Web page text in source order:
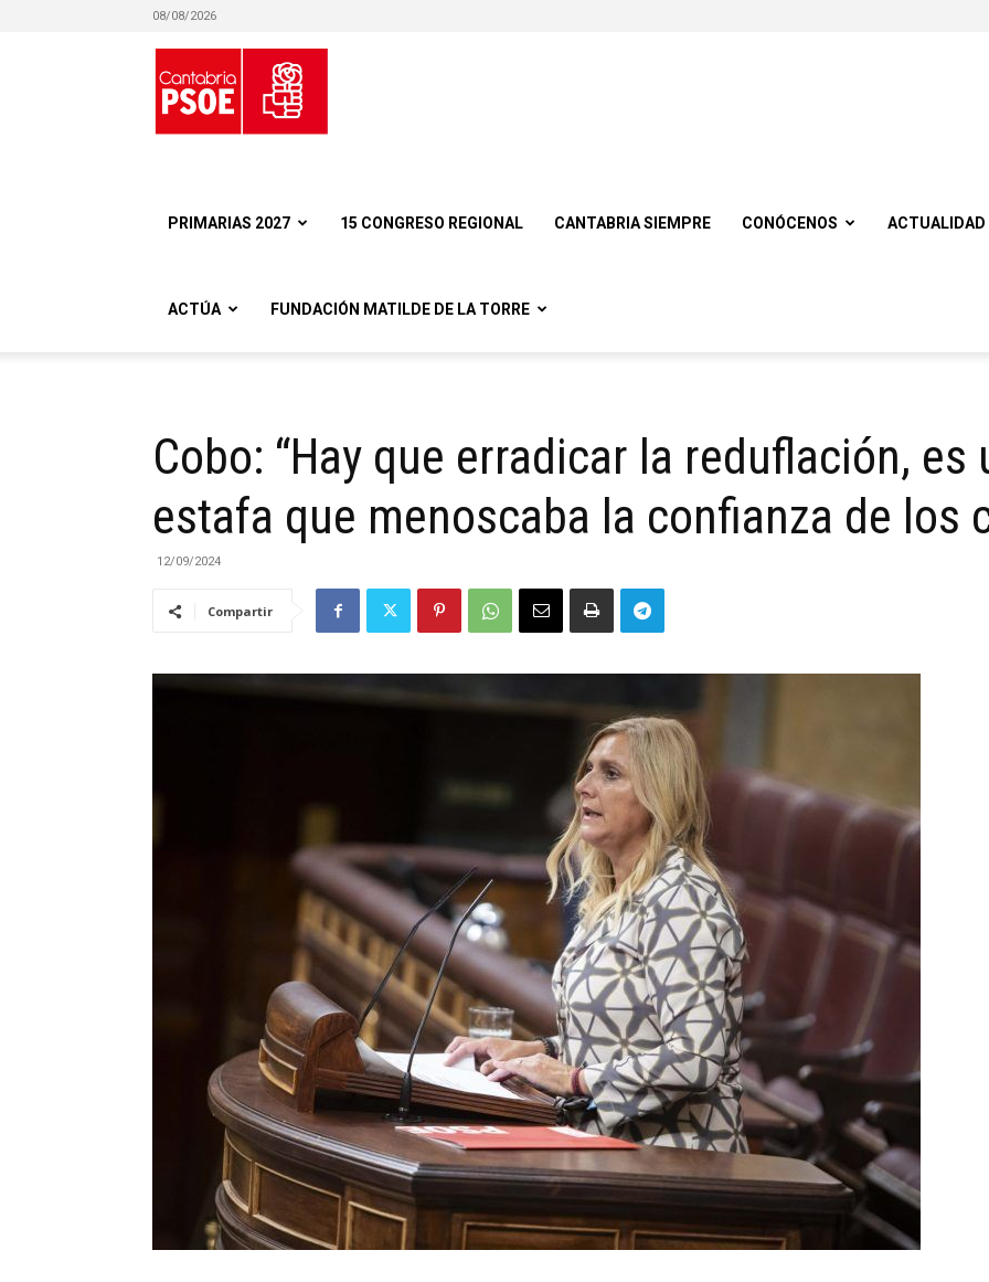
08/08/2026
Cantabria
PRIMARIAS 2027 15 CONGRESO REGIONAL CANTABRIA SIEMPRE CONÓCENOS ACTUALIDAD
ACTÚA FUNDACIÓN MATILDE DE LA TORRE
Cobo: “Hay que erradicar la reduflación,
estafa que menoscaba la confianza de los
12/09/2024
Compartir